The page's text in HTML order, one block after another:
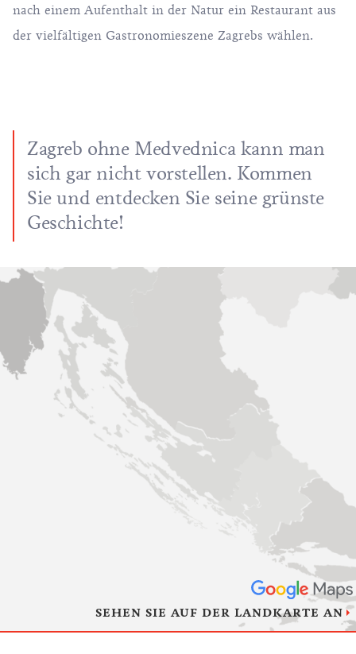
nach einem Aufenthalt in der Natur ein Restaurant aus
der vielfältigen Gastronomieszene Zagrebs wählen.
Zagreb ohne Medvednica kann man
sich gar nicht vorstellen. Kommen
Sie und entdecken Sie seine grünste
Geschichte!
SEHEN SIE AUF DER LANDKARTE AN